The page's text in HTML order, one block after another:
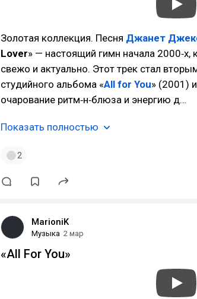
Золотая коллекция. Песня Джанет
Lover» — настоящий гимн начала 2000‑х,
свежо и актуально. Этот трек стал
студийного альбома «All for You» (2001)
очарование ритм‑н‑блюза и энергию д…
Показать полностью
2
MarioniK
Музыка 2 мар
«All For You»